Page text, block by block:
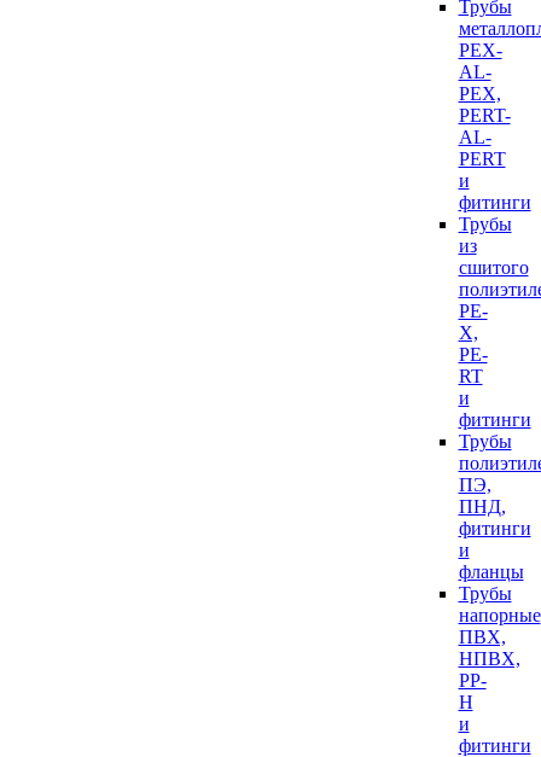
Трубы
PEX-
AL-
PEX,
PERT-
AL-
PERT
и
фитинги
Трубы
из
сшитого
PE-
X,
PE-
RT
и
фитинги
Трубы
ПЭ,
ПНД,
фитинги
и
фланцы
Трубы
напорные
ПВХ,
НПВХ,
PP-
H
и
фитинги